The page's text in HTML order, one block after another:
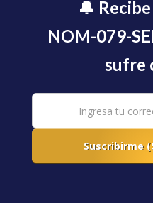
🔔
NOM-079-
sufre